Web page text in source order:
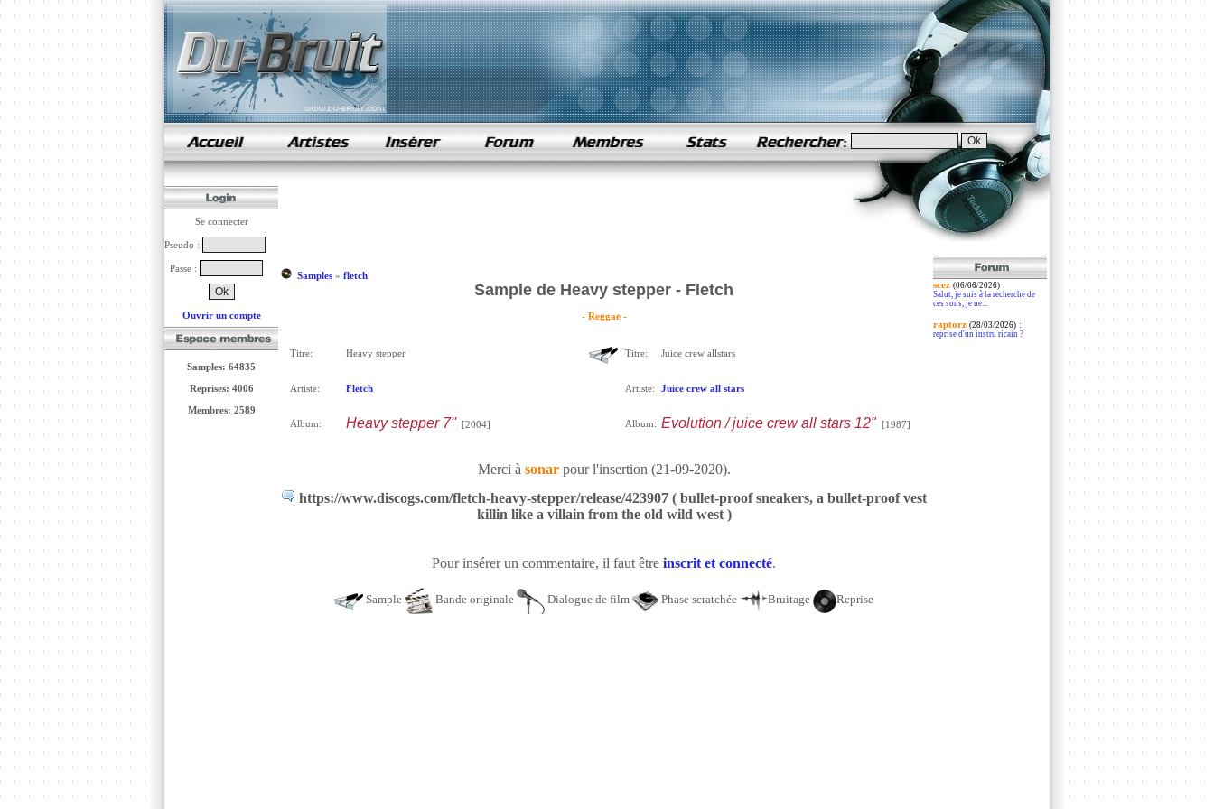
samples de rap
Se connecter
Pseudo :
Passe :
Ouvrir un compte
Samples: 64835
Reprises: 4006
Membres: 2589
Samples» fletch
Sample de Heavy stepper - Fletch
- Reggae -
Titre: Heavy stepper
Artiste: Fletch
Album: Heavy stepper 7'' [2004]
Titre: Juice crew allstars
Artiste: Juice crew all stars
Album: Evolution / juice crew all stars 12" [1987]
Merci à sonarpour l'insertion (21-09-2020).
https://www.discogs.com/fletch-heavy-stepper/release/423907 ( bullet-proof sneakers, a bullet-proof vest
killin like a villain from the old wild west )
Pour insérer un commentaire, il faut être inscrit et connecté.
Sample Bande originale Dialogue de film Phase scratchée Bruitage Reprise
scez (06/06/2026):
Salut, je suis à la recherche de
ces sons, je ne...
raptorz (28/03/2026):
reprise d'un instru ricain ?